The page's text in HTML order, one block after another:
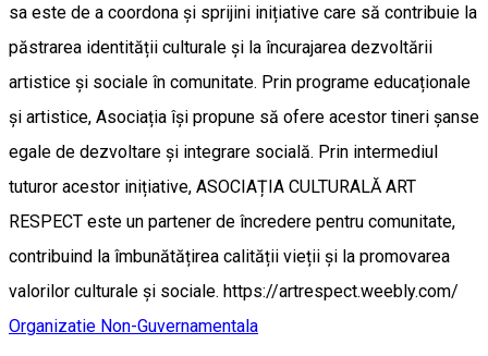
sa este de a coordona și sprijini inițiative care să contribuie la
păstrarea identității culturale și la încurajarea dezvoltării
artistice și sociale în comunitate. Prin programe educaționale
și artistice, Asociația își propune să ofere acestor tineri șanse
egale de dezvoltare și integrare socială. Prin intermediul
tuturor acestor inițiative, ASOCIAȚIA CULTURALĂ ART
RESPECT este un partener de încredere pentru comunitate,
contribuind la îmbunătățirea calității vieții și la promovarea
valorilor culturale și sociale. https://artrespect.weebly.com/
Organizatie Non-Guvernamentala